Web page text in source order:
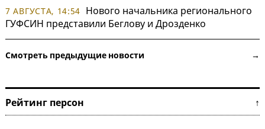
7 АВГУСТА, 14:54 Нового начальника регионального
ГУФСИН представили Беглову и Дрозденко
Смотреть предыдущие новости →
Рейтинг персон ↑